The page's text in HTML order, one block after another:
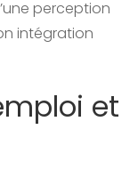
perception
intégration
et